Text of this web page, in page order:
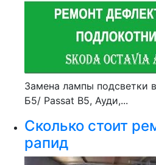
Замена лампы подсветки
Б5/ Passat B5, Ауди,...
Сколько стоит
рапид